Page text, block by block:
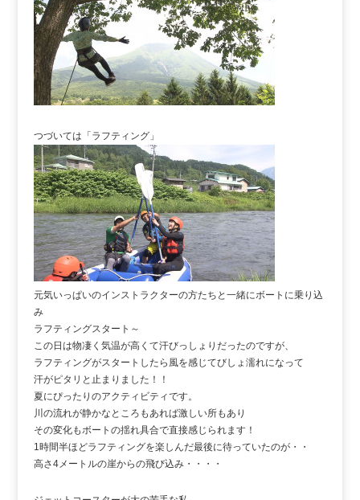
つづいては「ラフティング」
元気いっぱいのインストラクターの方たちと一緒にボートに乗り込
み
ラフティングスタート～
この日は物凄く気温が高くて汗びっしょりだったのですが、
ラフティングがスタートしたら風を感じてびしょ濡れになって
汗がピタリと止まりました！！
夏にぴったりのアクティビティです。
川の流れが静かなところもあれば激しい所もあり
その変化もボートの揺れ具合で直接感じられます！
1時間半ほどラフティングを楽しんだ最後に待っていたのが・・
高さ4メートルの崖からの飛び込み・・・・